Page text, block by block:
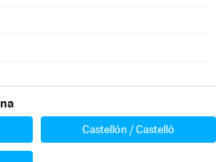
Castellón / Castelló